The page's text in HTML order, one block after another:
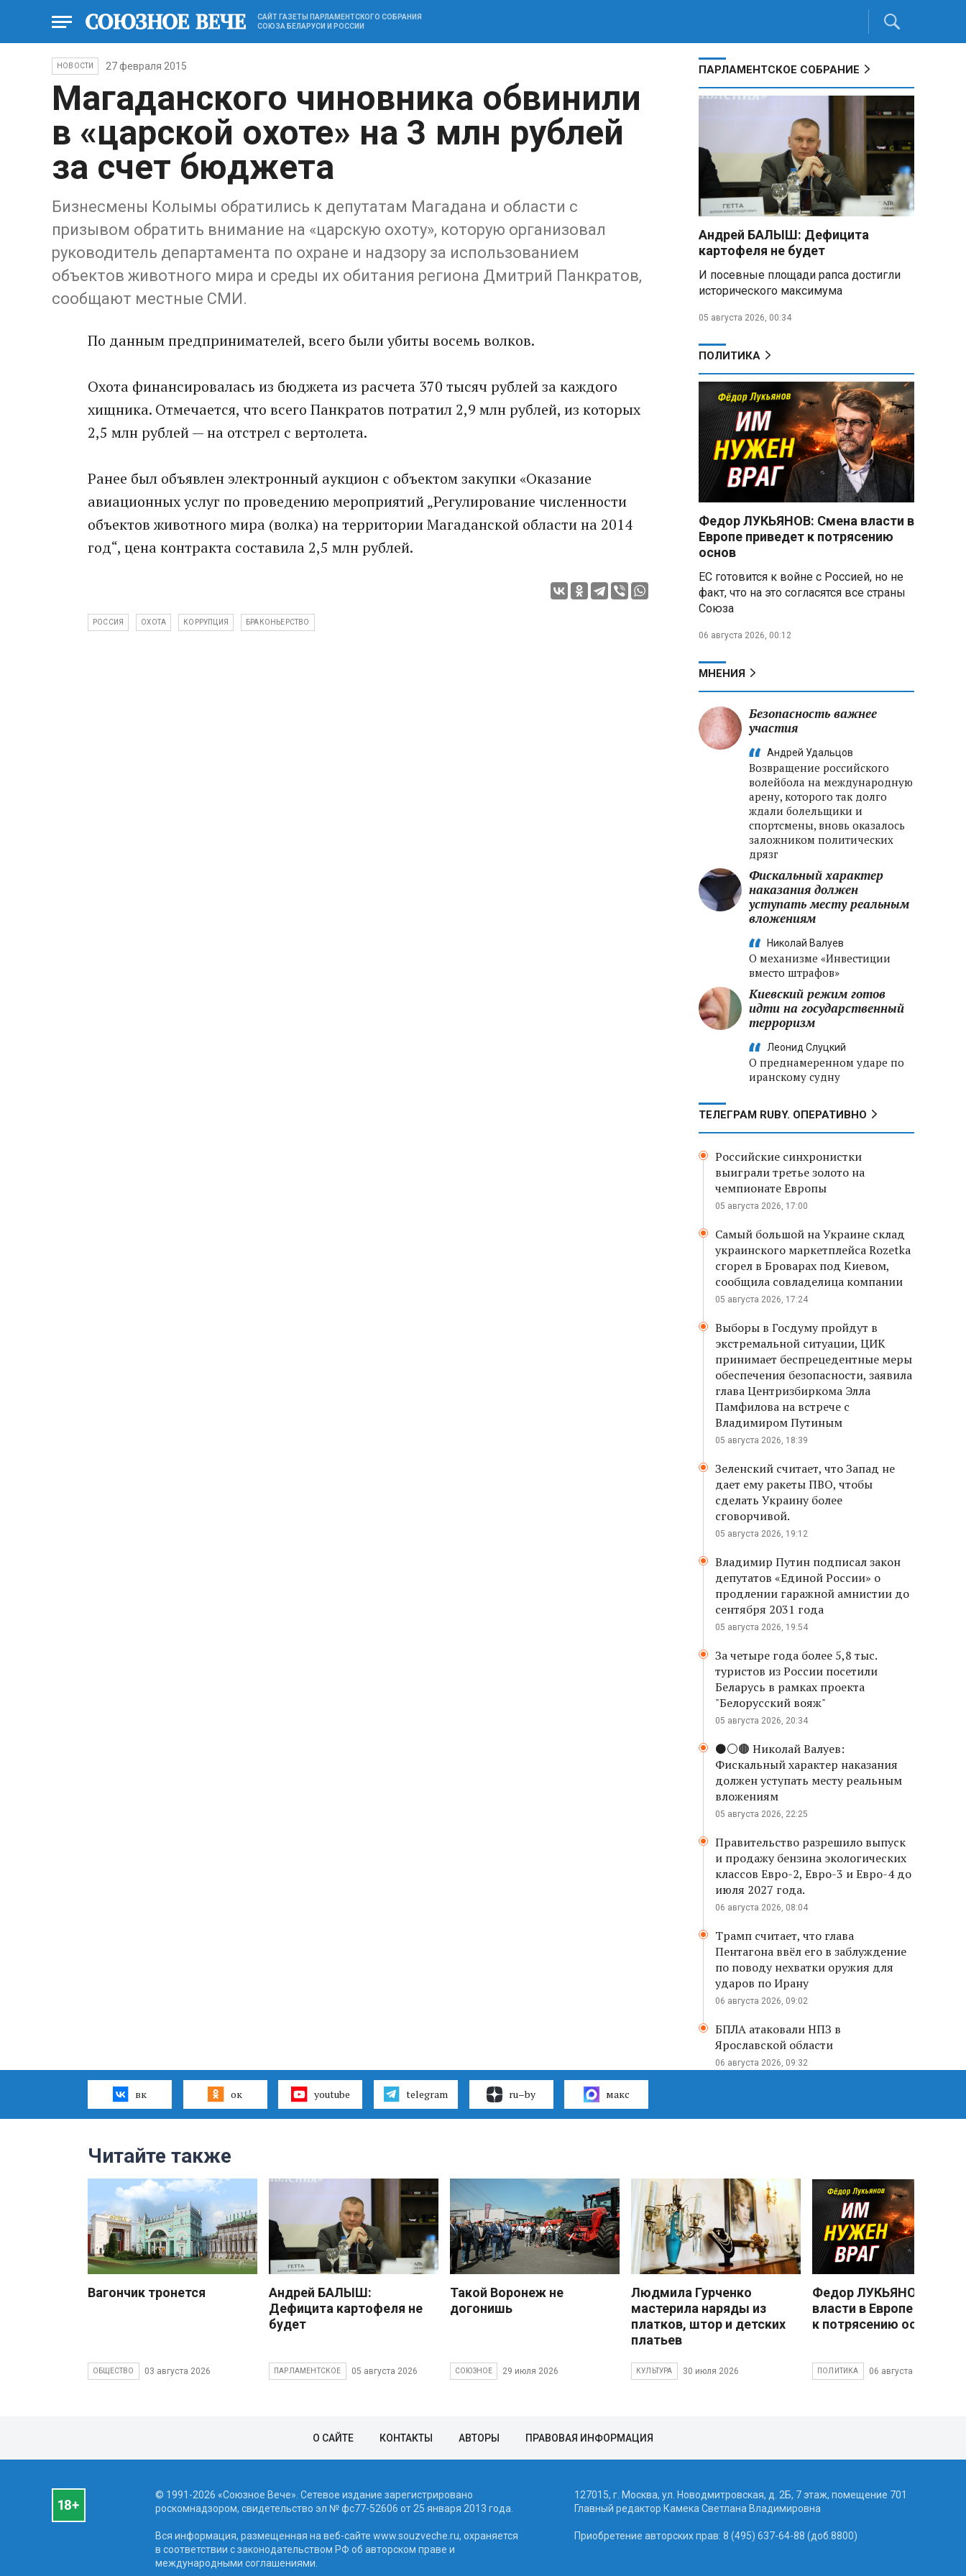
САЙТ ГАЗЕТЫ ПАРЛАМЕНТСКОГО СОБРАНИЯ
СОЮЗА БЕЛАРУСИ И РОССИИ
НОВОСТИ 27 февраля 2015
Магаданского чиновника обвинили
в «царской охоте» на 3 млн рублей
за счет бюджета
Бизнесмены Колымы обратились к депутатам Магадана и области с
призывом обратить внимание на «царскую охоту», которую организовал
руководитель департамента по охране и надзору за использованием
объектов животного мира и среды их обитания региона Дмитрий Панкратов,
сообщают местные СМИ.
По данным предпринимателей, всего были убиты восемь волков.
Охота финансировалась из бюджета из расчета 370 тысяч рублей за каждого
хищника. Отмечается, что всего Панкратов потратил 2,9 млн рублей, из которых
2,5 млн рублей — на отстрел с вертолета.
Ранее был объявлен электронный аукцион с объектом закупки «Оказание
авиационных услуг по проведению мероприятий „Регулирование численности
объектов животного мира (волка) на территории Магаданской области на 2014
год“, цена контракта составила 2,5 млн рублей.
РОССИЯ ОХОТА КОРРУПЦИЯ БРАКОНЬЕРСТВО
ПАРЛАМЕНТСКОЕ СОБРАНИЕ
Андрей БАЛЫШ: Дефицита
картофеля не будет
И посевные площади рапса достигли
исторического максимума
05 августа 2026, 00:34
ПОЛИТИКА
Федор ЛУКЬЯНОВ: Смена власти в
Европе приведет к потрясению
основ
ЕС готовится к войне с Россией, но не
факт, что на это согласятся все страны
Союза
06 августа 2026, 00:12
МНЕНИЯ
Безопасность важнее
участия
Андрей Удальцов
Возвращение российского
волейбола на международную
арену, которого так долго
ждали болельщики и
спортсмены, вновь оказалось
заложником политических
дрязг
Фискальный характер
наказания должен
уступать месту реальным
вложениям
Николай Валуев
О механизме «Инвестиции
вместо штрафов»
Киевский режим готов
идти на государственный
терроризм
Леонид Слуцкий
О преднамеренном ударе по
иранскому судну
ТЕЛЕГРАМ RUBY. ОПЕРАТИВНО
Российские синхронистки
выиграли третье золото на
чемпионате Европы
05 августа 2026, 17:00
Самый большой на Украине склад
украинского маркетплейса Rozetka
сгорел в Броварах под Киевом,
сообщила совладелица компании
05 августа 2026, 17:24
Выборы в Госдуму пройдут в
экстремальной ситуации, ЦИК
принимает беспрецедентные меры
обеспечения безопасности, заявила
глава Центризбиркома Элла
Памфилова на встрече с
Владимиром Путиным
05 августа 2026, 18:39
Зеленский считает, что Запад не
дает ему ракеты ПВО, чтобы
сделать Украину более
сговорчивой.
05 августа 2026, 19:12
Владимир Путин подписал закон
депутатов «Единой России» о
продлении гаражной амнистии до
сентября 2031 года
05 августа 2026, 19:54
За четыре года более 5,8 тыс.
туристов из России посетили
Беларусь в рамках проекта
"Белорусский вояж"
05 августа 2026, 20:34
⚫️⚪️🟤 Николай Валуев:
Фискальный характер наказания
должен уступать месту реальным
вложениям
05 августа 2026, 22:25
Правительство разрешило выпуск
и продажу бензина экологических
классов Евро-2, Евро-3 и Евро-4 до
июля 2027 года.
06 августа 2026, 08:04
Трамп считает, что глава
Пентагона ввёл его в заблуждение
по поводу нехватки оружия для
ударов по Ирану
06 августа 2026, 09:02
БПЛА атаковали НПЗ в
Ярославской области
06 августа 2026, 09:32
вк ок youtube telegram ru–by макс
Читайте также
Вагончик тронется
ОБЩЕСТВО 03 августа 2026
Андрей БАЛЫШ:
Дефицита картофеля не
будет
ПАРЛАМЕНТСКОЕ 05 августа 2026
Такой Воронеж не
догонишь
СОЮЗНОЕ 29 июля 2026
Людмила Гурченко
мастерила наряды из
платков, штор и детских
платьев
КУЛЬТУРА 30 июля 2026
Федор ЛУКЬЯНОВ:
власти в Европе
к потрясению основ
ПОЛИТИКА 06 августа 2026
О САЙТЕ КОНТАКТЫ АВТОРЫ ПРАВОВАЯ ИНФОРМАЦИЯ
© 1991-2026 «Союзное Вече». Сетевое издание зарегистрировано
роскомнадзором, свидетельство эл № фc77-52606 от 25 января 2013 года.
Вся информация, размещенная на веб-сайте www.souzveche.ru, охраняется
в соответствии с законодательством РФ об авторском праве и
международными соглашениями.
127015, г. Москва, ул. Новодмитровская, д. 2Б, 7 этаж, помещение 701
Главный редактор Камека Светлана Владимировна
Приобретение авторских прав: 8 (495) 637-64-88 (доб.8800)